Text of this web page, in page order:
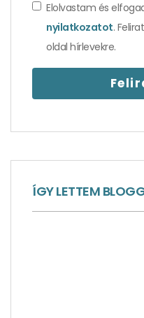
Elolvastam és
nyilatkozatot.
oldal hírlevekre.
ÍGY LETTEM